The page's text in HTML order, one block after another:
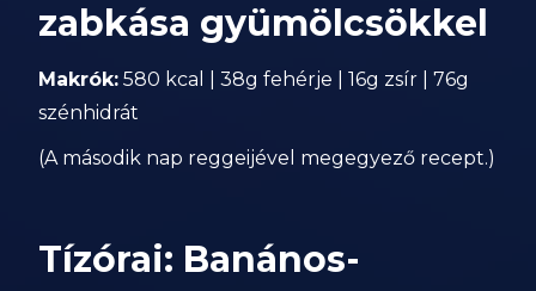
zabkása gyümölcsökkel
Makrók: 580 kcal | 38g fehérje | 16g zsír | 76g
szénhidrát
(A második nap reggeijével megegyező recept.)
Tízórai: Banános-